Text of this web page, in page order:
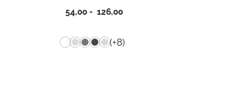
54,00 - 126,00Prijsklasse:
126,00
(+8)